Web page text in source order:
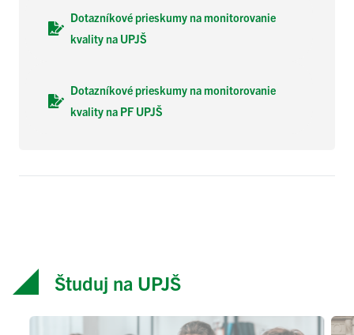
Dotazníkové prieskumy na monitorovanie
kvality na UPJŠ
Dotazníkové prieskumy na monitorovanie
kvality na PF UPJŠ
Študuj na UPJŠ